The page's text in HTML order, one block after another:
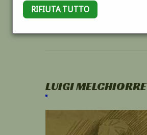
RIFIUTA TUTTO
LUIGI MELCHIORRE